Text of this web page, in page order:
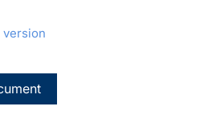
version